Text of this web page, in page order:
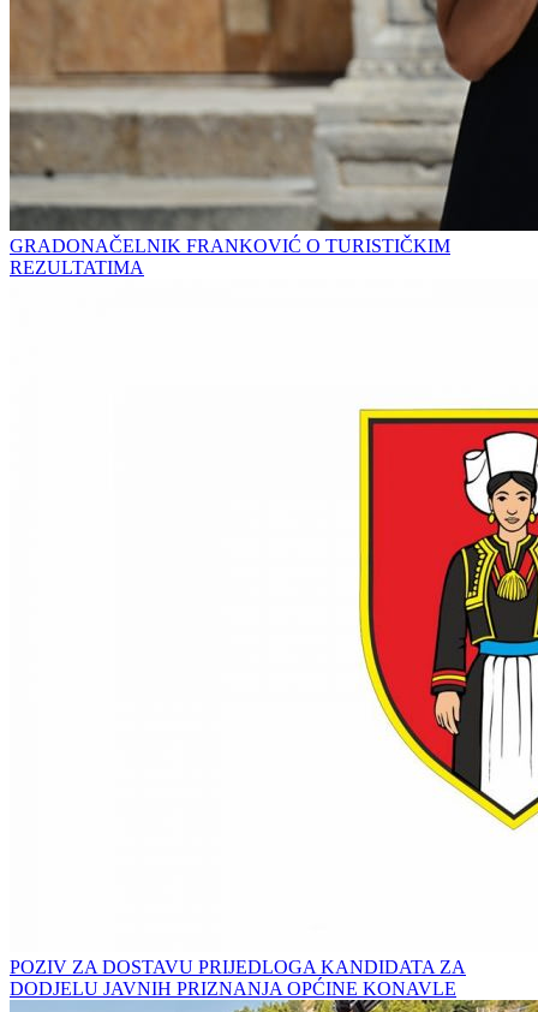
GRADONAČELNIK FRANKOVIĆ O TURISTIČKIM
REZULTATIMA
POZIV ZA DOSTAVU PRIJEDLOGA KANDIDATA ZA
DODJELU JAVNIH PRIZNANJA OPĆINE KONAVLE